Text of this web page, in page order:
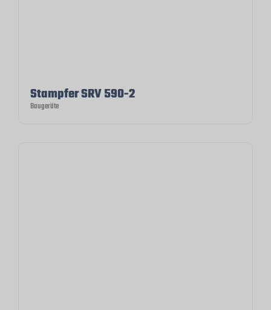
Stampfer SRV 590-2
Baugeräte